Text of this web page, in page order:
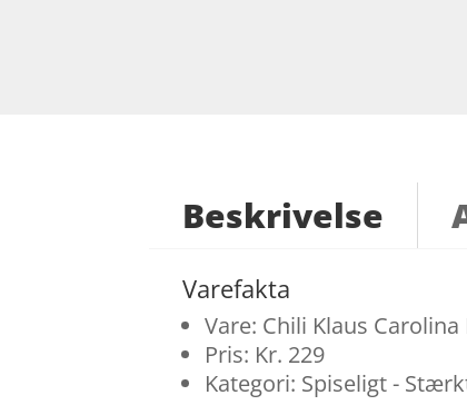
Beskrivelse
Varefakta
Vare: Chili Klaus
Pris: Kr. 229
Kategori: Spiseligt -